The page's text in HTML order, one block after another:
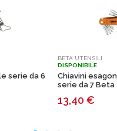
serie da 6
BETA UTENSILI
DISPONIBILE
Chiavini
serie da 7 Beta
13,40 €